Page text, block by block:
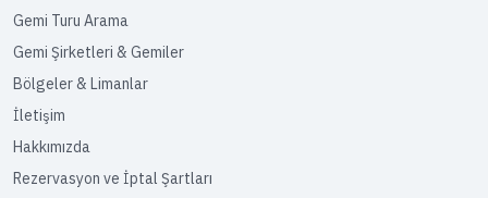
Gemi Turu Arama
Gemi Şirketleri & Gemiler
Bölgeler & Limanlar
İletişim
Hakkımızda
Rezervasyon ve İptal Şartları